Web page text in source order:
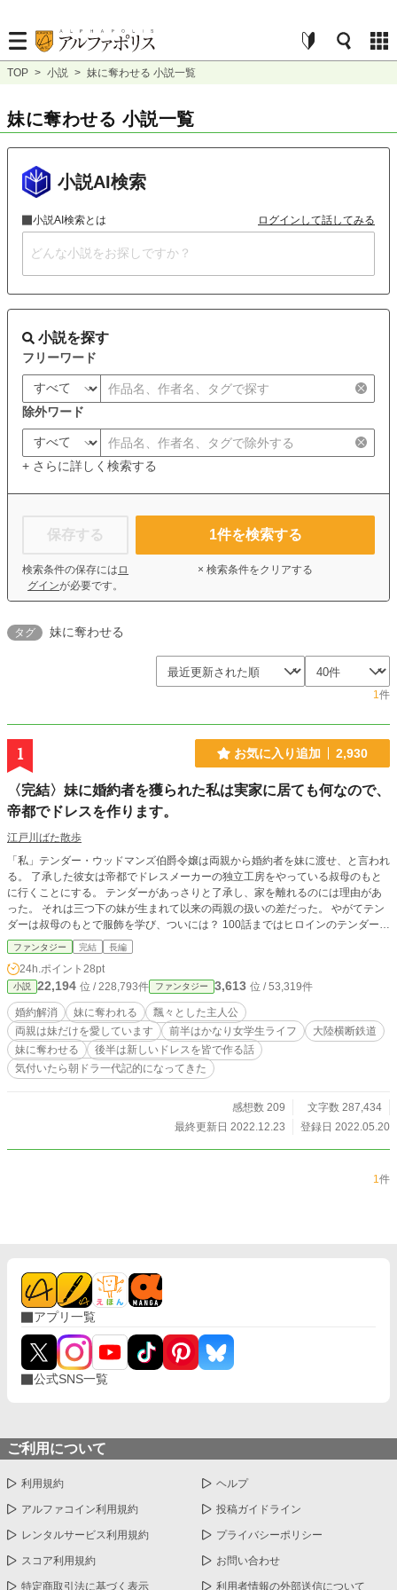
TOP > 小説 > 妹に奪わせる 小説一覧
妹に奪わせる 小説一覧
小説AI検索
小説AI検索とは ログインして話してみる
小説を探す
フリーワード
除外ワード
+ さらに詳しく検索する
保存する
検索条件の保存には ロ
グインが必要です。
1件を検索する
× 検索条件をクリアする
タグ 妹に奪わせる
1件
1 お気に入り追加 2,930
〈完結〉妹に婚約者を獲られた私は実家に居ても何なので、
帝都でドレスを作ります。
江戸川ばた散歩
「私」テンダー・ウッドマンズ伯爵令嬢は両親から婚約者を妹に渡せ、と言われ
る。 了承した彼女は帝都でドレスメーカーの独立工房をやっている叔母のもと
に行くことにする。 テンダーがあっさりと了承し、家を離れるのには理由があ
った。 それは三つ下の妹が生まれて以来の両親の扱いの差だった。 やがてテン
ダーは叔母のもとで服飾を学び、ついには？ 100話まではヒロインのテンダー視
点、幕間と101話以降は俯瞰視点となります。 200話で完結しました。 今回はあ
とがきは無しです。
ファンタジー 完結 長編
24h.ポイント 28pt
小説 22,194 位 / 228,793件 ファンタジー 3,613 位 / 53,319件
婚約解消 妹に奪われる
飄々とした主人公
両親は妹だけを愛しています
前半はかなり女学生ライフ
大陸横断鉄道
妹に奪わせる
後半は新しいドレスを皆で作る話
気付いたら朝ドラ一代記的になってきた
感想数 209
文字数 287,434
最終更新日 2022.12.23
登録日 2022.05.20
1件
アプリ一覧
公式SNS一覧
ご利用について
利用規約 ヘルプ
アルファコイン利用規約 投稿ガイドライン
レンタルサービス利用規約 プライバシーポリシー
スコア利用規約 お問い合わせ
特定商取引法に基づく表示 利用者情報の外部送信について